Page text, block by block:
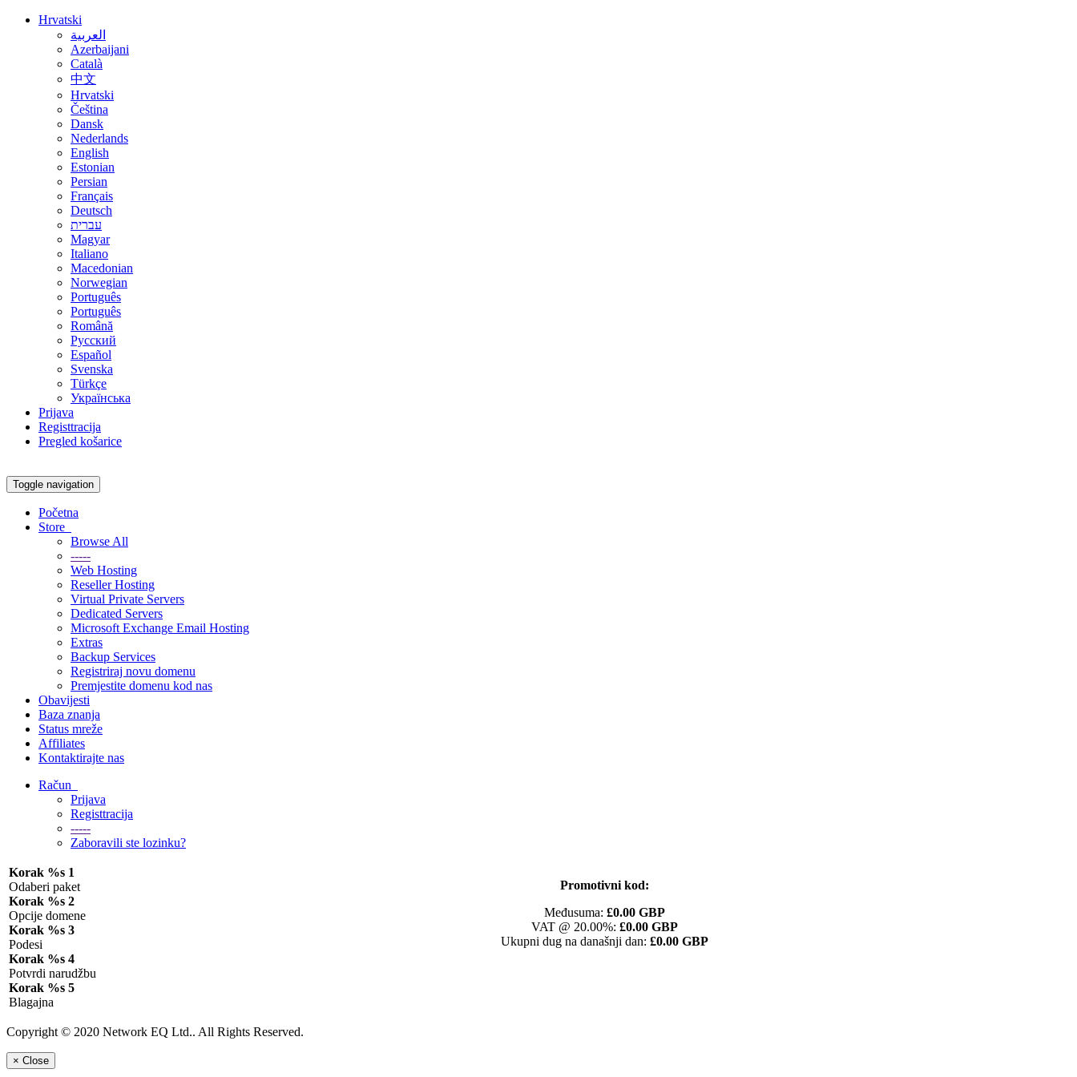
Hrvatski
العربية
Azerbaijani
Català
中文
Hrvatski
Čeština
Dansk
Nederlands
English
Estonian
Persian
Français
Deutsch
עברית
Magyar
Italiano
Macedonian
Norwegian
Português
Português
Română
Русский
Español
Svenska
Türkçe
Українська
Prijava
Registtracija
Pregled košarice
Toggle navigation
Početna
Store
Browse All
-----
Web Hosting
Reseller Hosting
Virtual Private Servers
Dedicated Servers
Microsoft Exchange Email Hosting
Extras
Backup Services
Registriraj novu domenu
Premjestite domenu kod nas
Obavijesti
Baza znanja
Status mreže
Affiliates
Kontaktirajte nas
Račun
Prijava
Registtracija
-----
Zaboravili ste lozinku?
Korak %s 1
Odaberi paket
Korak %s 2
Opcije domene
Korak %s 3
Podesi
Korak %s 4
Potvrdi narudžbu
Korak %s 5
Blagajna
Promotivni kod:
Međusuma: £0.00 GBP
VAT @ 20.00%: £0.00 GBP
Ukupni dug na današnji dan: £0.00 GBP
Copyright © 2020 Network EQ Ltd.. All Rights Reserved.
× Close